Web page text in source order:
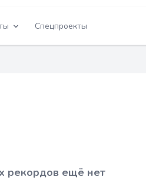
Спецпроекты
рекордов ещё нет